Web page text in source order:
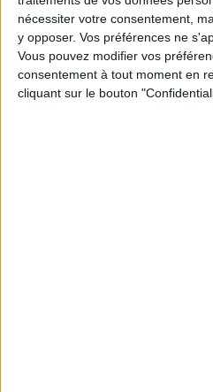
nécessiter votre consentement,
y opposer. Vos préférences ne
Vous pouvez modifier vos
consentement à tout moment en
cliquant sur le bouton
À LIRE SUR ARCHIMAG
Le Bénin
azimuts